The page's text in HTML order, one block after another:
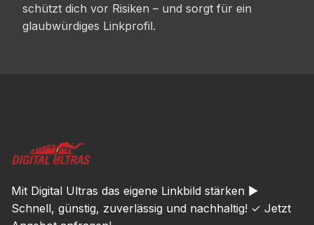
schützt dich vor Risiken – und sorgt für ein
glaubwürdiges Linkprofil.
Mit Digital Ultras das eigene Linkbild stärken ►
Schnell, günstig, zuverlässig und nachhaltig! ✓ Jetzt